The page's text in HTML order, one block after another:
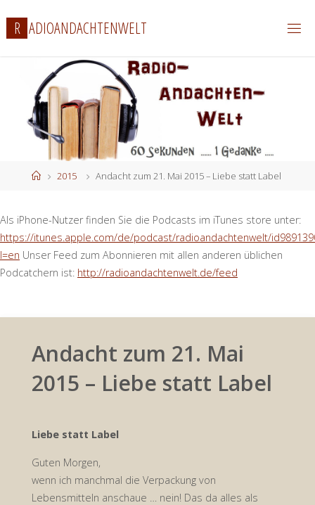
Inhalt
springen
R ADIOANDACHTENWELT
Start2015 Andacht zum 21. Mai 2015 – Liebe statt Label
Als iPhone-Nutzer finden Sie die Podcasts im iTunes store unter:
https://itunes.apple.com/de/podcast/radioandachtenwelt/
l=en Unser Feed zum Abonnieren mit allen anderen üblichen
Podcatchern ist: http://radioandachtenwelt.de/feed
Andacht zum 21. Mai
2015 – Liebe statt Label
Liebe statt Label
Guten Morgen,
wenn ich manchmal die Verpackung von
Lebensmitteln anschaue … nein! Das da alles als